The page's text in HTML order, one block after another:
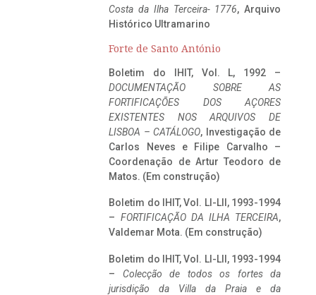
Costa da Ilha Terceira- 1776, Arquivo
Histórico Ultramarino
Forte de Santo António
Boletim do IHIT, Vol. L, 1992 –
DOCUMENTAÇÃO SOBRE AS
FORTIFICAÇÕES DOS AÇORES
EXISTENTES NOS ARQUIVOS DE
LISBOA – CATÁLOGO, Investigação de
Carlos Neves e Filipe Carvalho –
Coordenação de Artur Teodoro de
Matos. (Em construção)
Boletim do IHIT, Vol. LI-LII, 1993-1994
– FORTIFICAÇÃO DA ILHA TERCEIRA,
Valdemar Mota. (Em construção)
Boletim do IHIT, Vol. LI-LII, 1993-1994
– Colecção de todos os fortes da
jurisdição da Villa da Praia e da